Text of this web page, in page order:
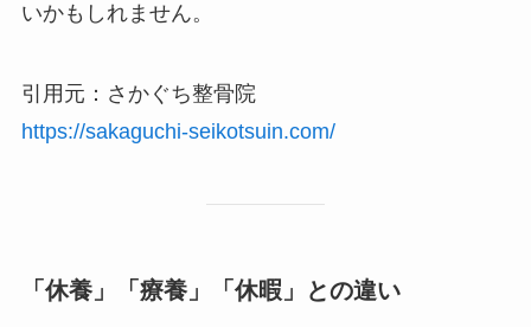
いかもしれません。
引用元：さかぐち整骨院
https://sakaguchi-seikotsuin.com/
「休養」「療養」「休暇」との違い